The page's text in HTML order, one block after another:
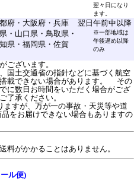
翌々日になり
ます。
府・大阪府・兵庫
・山口県・鳥取県・
県・福岡県・佐賀
翌日 午前中以降
※一部地域は
午後遅め以降
のみ
ございます。
国土交通省の指針などに基づく航空
載できない場合があります。 その
に数日お時間をいただく場合がござ
了承ください。
すが、万が一の事故・天災等や道
をお届けできない場合もありますの
料がかかることはありません。
ル便)